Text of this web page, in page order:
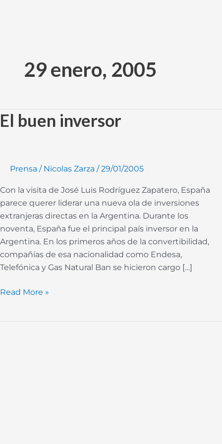
contenido29 enero, 2005
El buen inversor
Prensa / Nicolas Zarza /29/01/2005
Con la visita de José Luis Rodríguez Zapatero, España
parece querer liderar una nueva ola de inversiones
extranjeras directas en la Argentina. Durante los
noventa, España fue el principal país inversor en la
Argentina. En los primeros años de la convertibilidad,
compañías de esa nacionalidad como Endesa,
Telefónica y Gas Natural Ban se hicieron cargo […]
El
buen
Read More »